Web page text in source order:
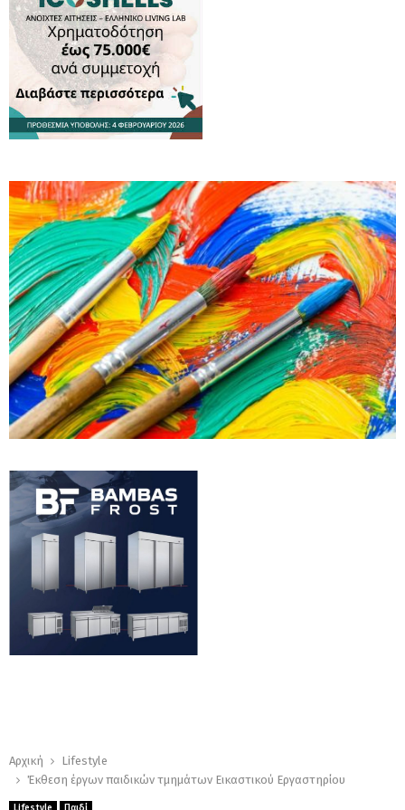
Αρχική
Lifestyle
Έκθεση έργων παιδικών τμημάτων Εικαστικού Εργαστηρίου